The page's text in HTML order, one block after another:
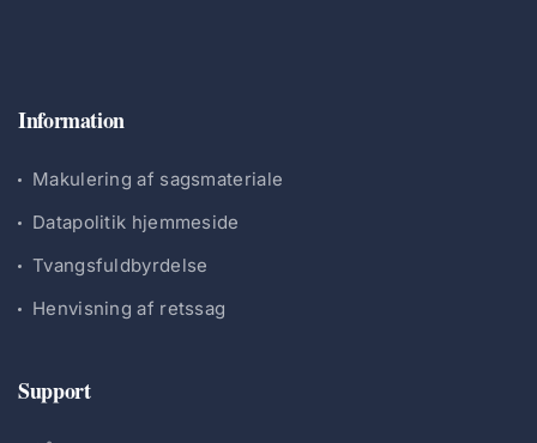
Information
Makulering af sagsmateriale
Datapolitik hjemmeside
Tvangsfuldbyrdelse
Henvisning af retssag
Support